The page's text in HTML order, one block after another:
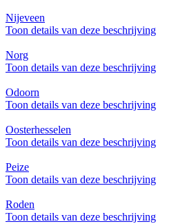
Nijeveen
Toon details van deze beschrijving
Norg
Toon details van deze beschrijving
Odoorn
Toon details van deze beschrijving
Oosterhesselen
Toon details van deze beschrijving
Peize
Toon details van deze beschrijving
Roden
Toon details van deze beschrijving